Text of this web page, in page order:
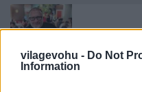
vilagevohu - Do Not
Information
A világ